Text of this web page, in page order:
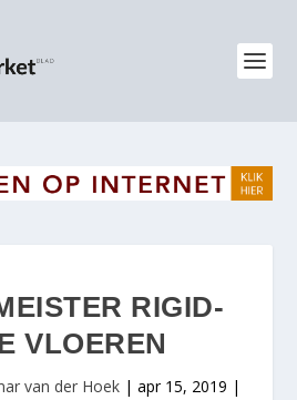
RIGID-
VLOEREN
van der Hoek | apr 15, 2019 |